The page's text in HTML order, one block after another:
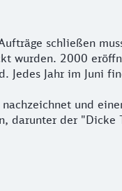
schließen
wurden. 2000
Jahr im Juni
und
darunter der "Dicke